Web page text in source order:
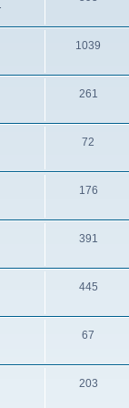
1039
261
72
176
391
445
67
203